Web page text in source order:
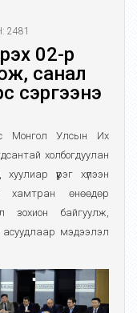
2481
02-р
санал
сэргээнэ
Монгол Улсын Их
холбогдуулан
үүрэг хүлээн
хамтран өнөөдөр
зохион байгуулж,
асуудлаар мэдээлэл